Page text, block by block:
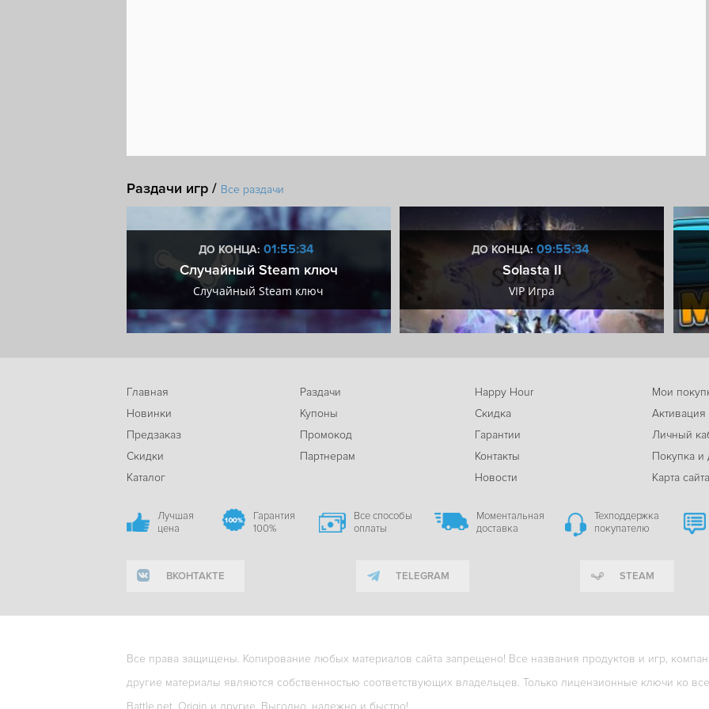
Раздачи игр / Все раздачи
ДО КОНЦА: 01:55:33
Случайный Steam ключ
Случайный Steam ключ
ДО КОНЦА:09:55:33
Solasta II
VIP Игра
Главная
Новинки
Предзаказ
Скидки
Каталог
Раздачи
Купоны
Промокод
Партнерам
Happy Hour
Скидка
Гарантии
Контакты
Новости
Мои
Активация
Личный
Покупка и
Карта сайта
Лучшая
цена
Гарантия
100%
Все способы
оплаты
Моментальная
доставка
Техподдержка
покупателю
ВКОНТАКТЕ TELEGRAM STEAM
Все права защищены. Копирование любых материалов сайта запрещено! Все названия продуктов и игр,
другие материалы являются собственностью соответствующих владельцев. Только лицензионные ключи ко
Battle.net, Origin и другие. Выгодно, надежно и быстро!